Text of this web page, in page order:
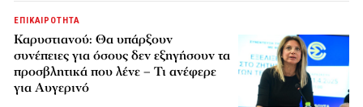
ΕΠΙΚΑΙΡΟΤΗΤΑ
Καρυστιανού: Θα υπάρξουν
συνέπειες για όσους δεν εξηγήσουν τα
προσβλητικά που λένε – Τι ανέφερε
για Αυγερινό